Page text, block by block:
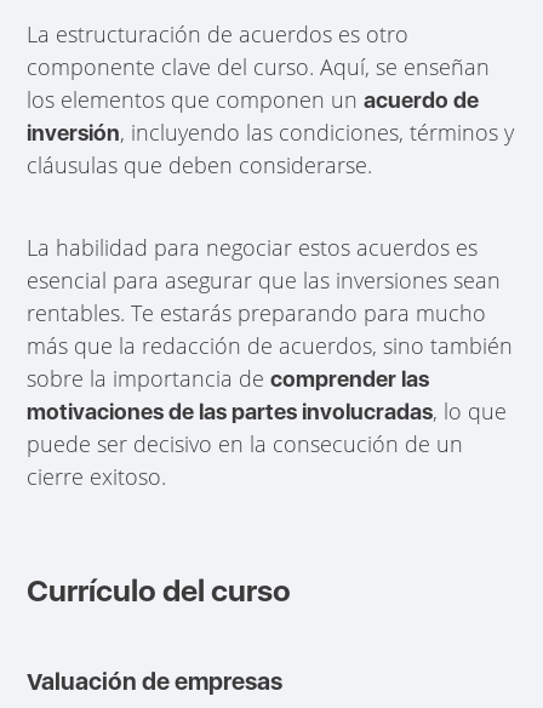
La estructuración de acuerdos es otro
componente clave del curso. Aquí, se enseñan
los elementos que componen unacuerdo de
inversión, incluyendo las condiciones, términos y
cláusulas que deben considerarse.
La habilidad para negociar estos acuerdos es
esencial para asegurar que las inversiones sean
rentables. Te estarás preparando para mucho
más que la redacción de acuerdos, sino también
sobre la importancia decomprender las
motivaciones de las partes involucradas, lo que
puede ser decisivo en la consecución de un
cierre exitoso.
Currículo del curso
Valuación de empresas